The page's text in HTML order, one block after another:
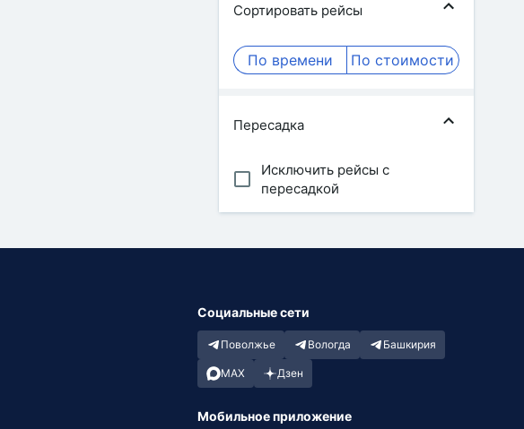
Сортировать рейсы
По времени По стоимости
Пересадка
Исключить рейсы с
пересадкой
Социальные сети
Поволжье Вологда Башкирия
MAX Дзен
Мобильное приложение